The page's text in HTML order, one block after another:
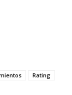
Rating